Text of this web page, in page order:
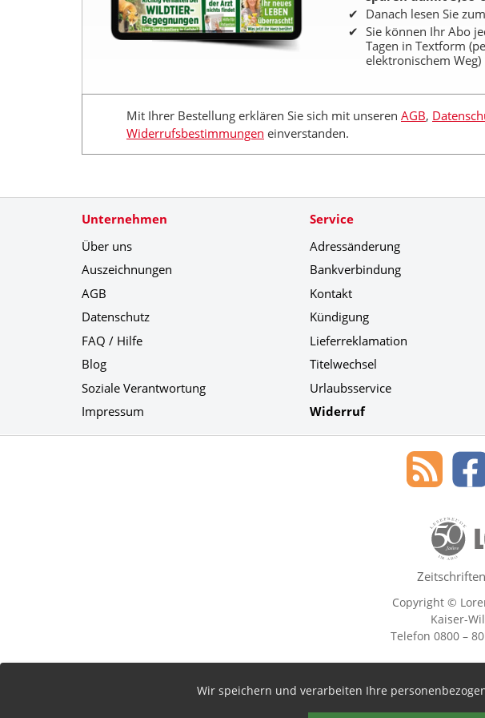
Danach lesen Sie
Sie können Ihr Abo
Tagen in Textform
elektronischem Weg)
Mit Ihrer Bestellung erklären Sie sich mit unseren AGB,
Widerrufsbestimmungen einverstanden.
Unternehmen
Über uns
Auszeichnungen
AGB
Datenschutz
FAQ / Hilfe
Blog
Soziale Verantwortung
Impressum
Service
Adressänderung
Bankverbindung
Kontakt
Kündigung
Lieferreklamation
Titelwechsel
Urlaubsservice
Widerruf
Blog
des
Copyright ©
Kaiser-
Telefon 0800 –
Wir speichern und verarbeiten Ihre